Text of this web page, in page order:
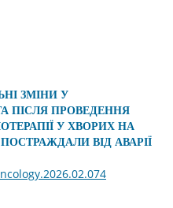
ЗМІНИ У
ПІСЛЯ ПРОВЕДЕННЯ
У ХВОРИХ НА
ВІД АВАРІЇ